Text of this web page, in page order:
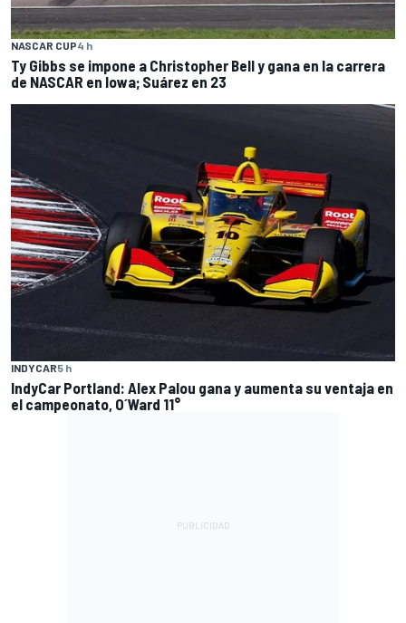
NASCAR CUP4 h
Ty Gibbs se impone a Christopher Bell y gana en la carrera
de NASCAR en Iowa; Suárez en 23
INDYCAR5 h
IndyCar Portland: Alex Palou gana y aumenta su ventaja en
el campeonato, O´Ward 11°